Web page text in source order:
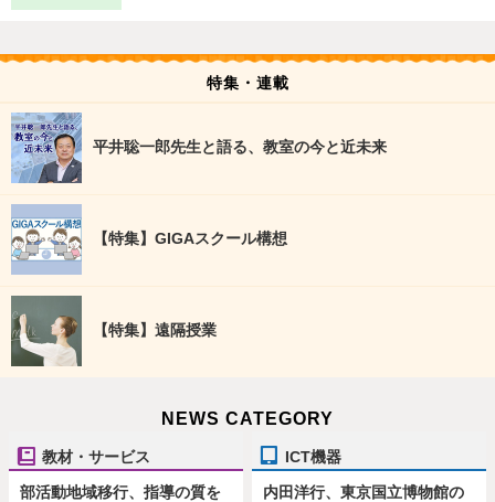
特集・連載
平井聡一郎先生と語る、教室の今と近未来
【特集】GIGAスクール構想
【特集】遠隔授業
NEWS CATEGORY
教材・サービス
部活動地域移行、指導の質を
ICT機器
内田洋行、東京国立博物館の